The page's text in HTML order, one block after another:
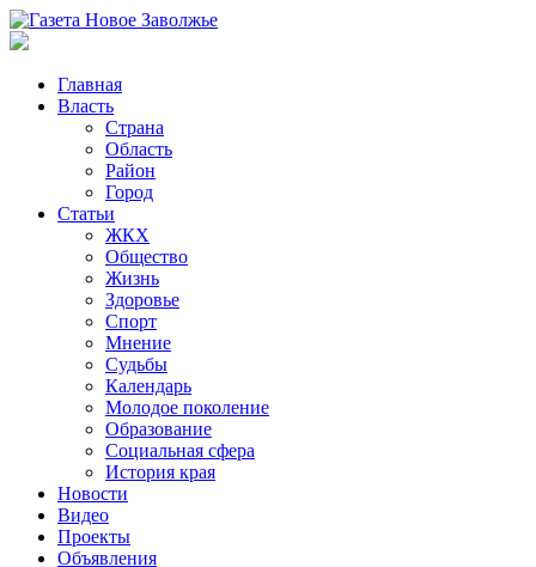
Главная
Власть
Страна
Область
Район
Город
Статьи
ЖКХ
Общество
Жизнь
Здоровье
Спорт
Мнение
Судьбы
Календарь
Молодое поколение
Образование
Социальная сфера
История края
Новости
Видео
Проекты
Объявления